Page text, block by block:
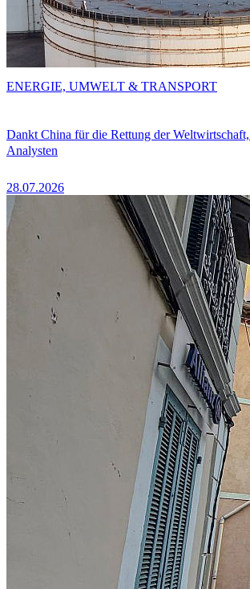
Dankt China für die Rettung der
Analysten
28.07.2026
ENERGIE, UMWELT & TRANSPORT